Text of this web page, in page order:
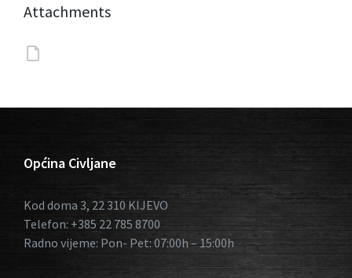
Attachments
Općina Civljane
Kod doma 3, 22 310 KIJEVO
Telefon: +385 22 785 8700
Radno vijeme: Pon- Pet: 07:00h – 15:00h